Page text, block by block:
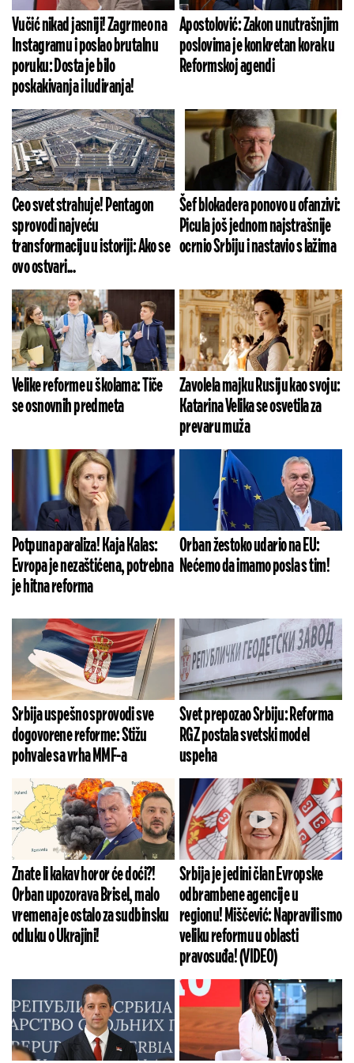
Vučić nikad jasniji! Zagrmeo na
Instagramu i poslao brutalnu
poruku: Dosta je bilo
poskakivanja i ludiranja!
Apostolović: Zakon unutrašnjim
poslovima je konkretan korak u
Reformskoj agendi
Ceo svet strahuje! Pentagon
sprovodi najveću
transformaciju u istoriji: Ako se
ovo ostvari...
Šef blokadera ponovo u ofanzivi:
Picula još jednom najstrašnije
ocrnio Srbiju i nastavio s lažima
Velike reforme u školama: Tiče
se osnovnih predmeta
Zavolela majku Rusiju kao svoju:
Katarina Velika se osvetila za
prevaru muža
Potpuna paraliza! Kaja Kalas:
Evropa je nezaštićena, potrebna
je hitna reforma
Orban žestoko udario na EU:
Nećemo da imamo posla s tim!
Srbija uspešno sprovodi sve
dogovorene reforme: Stižu
pohvale sa vrha MMF-a
Svet prepozao Srbiju: Reforma
RGZ postala svetski model
uspeha
Znate li kakav horor će doći?!
Orban upozorava Brisel, malo
vremena je ostalo za sudbinsku
odluku o Ukrajini!
Srbija je jedini član Evropske
odbrambene agencije u
regionu! Miščević: Napravili smo
veliku reformu u oblasti
pravosuđa! (VIDEO)